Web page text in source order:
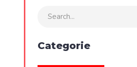
Search
Categorie